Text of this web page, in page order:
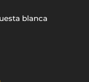
blanca